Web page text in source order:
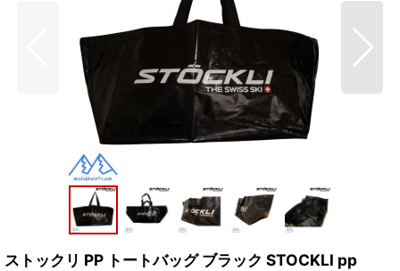
ストックリ PP トートバッグ ブラック STOCKLI pp